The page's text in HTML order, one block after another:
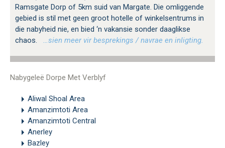
Ramsgate Dorp of 5km suid van Margate. Die omliggende
gebied is stil met geen groot hotelle of winkelsentrums in
die nabyheid nie, en bied ‘n vakansie sonder daaglikse
chaos.
…sien meer vir besprekings / navrae en inligting.
Nabygeleë Dorpe Met Verblyf
Aliwal Shoal Area
Amanzimtoti Area
Amanzimtoti Central
Anerley
Bazley